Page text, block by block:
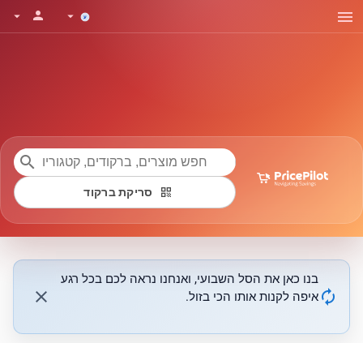
menu
arrow_drop_down
person
arrow_drop_down
search
qr_code סריקת ברקוד
autorenew
בנו כאן את הסל השבועי, ואנחנו נראה לכם בכל רגע
איפה לקנות אותו הכי בזול.
close